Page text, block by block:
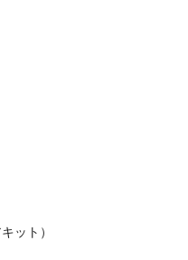
ット）